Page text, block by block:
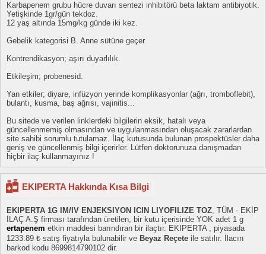
Karbapenem grubu hücre duvarı sentezi inhibitörü beta laktam antibiyotik.
Yetişkinde 1gr/gün tekdoz.
12 yaş altında 15mg/kg günde iki kez.
Gebelik kategorisi B. Anne sütüne geçer.
Kontrendikasyon; aşırı duyarlılık.
Etkileşim; probenesid.
Yan etkiler; diyare, infüzyon yerinde komplikasyonlar (ağrı, tromboflebit),
bulantı, kusma, baş ağrısı, vajinitis...
Bu sitede ve verilen linklerdeki bilgilerin eksik, hatalı veya
güncellenmemiş olmasından ve uygulanmasından oluşacak zararlardan
site sahibi sorumlu tutulamaz. İlaç kutusunda bulunan prospektüsler daha
geniş ve güncellenmiş bilgi içerirler. Lütfen doktorunuza danışmadan
hiçbir ilaç kullanmayınız !
EKIPERTA Hakkında Kısa Bilgi
EKIPERTA 1G IM/IV ENJEKSIYON ICIN LIYOFILIZE TOZ, TÜM - EKİP
İLAÇ A.Ş firması tarafından üretilen, bir kutu içerisinde YOK adet 1 g
ertapenem etkin maddesi barındıran bir ilaçtır. EKIPERTA , piyasada
1233.89 ₺ satış fiyatıyla bulunabilir ve Beyaz Reçete ile satılır. İlacın
barkod kodu 8699814790102 dir.